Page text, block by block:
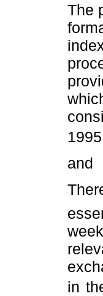
The
and
in